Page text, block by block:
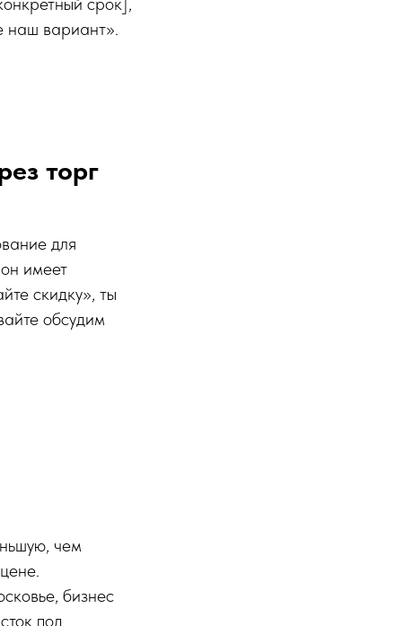
наш вариант».
торг
для
имеет
скидку», ты
обсудим
чем
бизнес
под